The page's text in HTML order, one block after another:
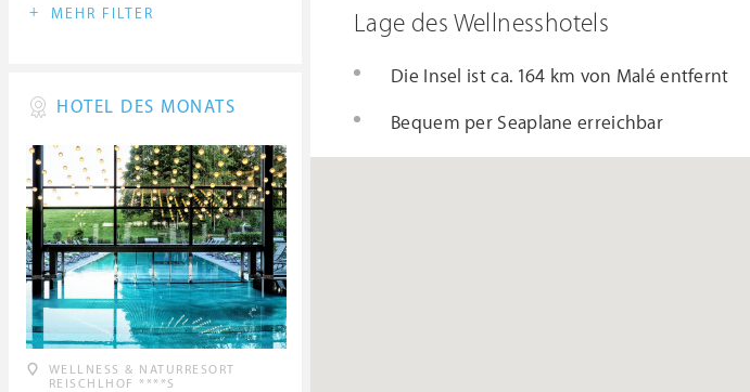
Lage des Wellnesshotels
Die Insel ist ca. 164 km von Malé entfernt
Bequem per Seaplane erreichbar
+ MEHR FILTER
HOTEL DES MONATS
WELLNESS & NATURRESORT
REISCHLHOF ****S